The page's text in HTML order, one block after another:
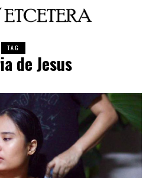
TAG
de Jesus